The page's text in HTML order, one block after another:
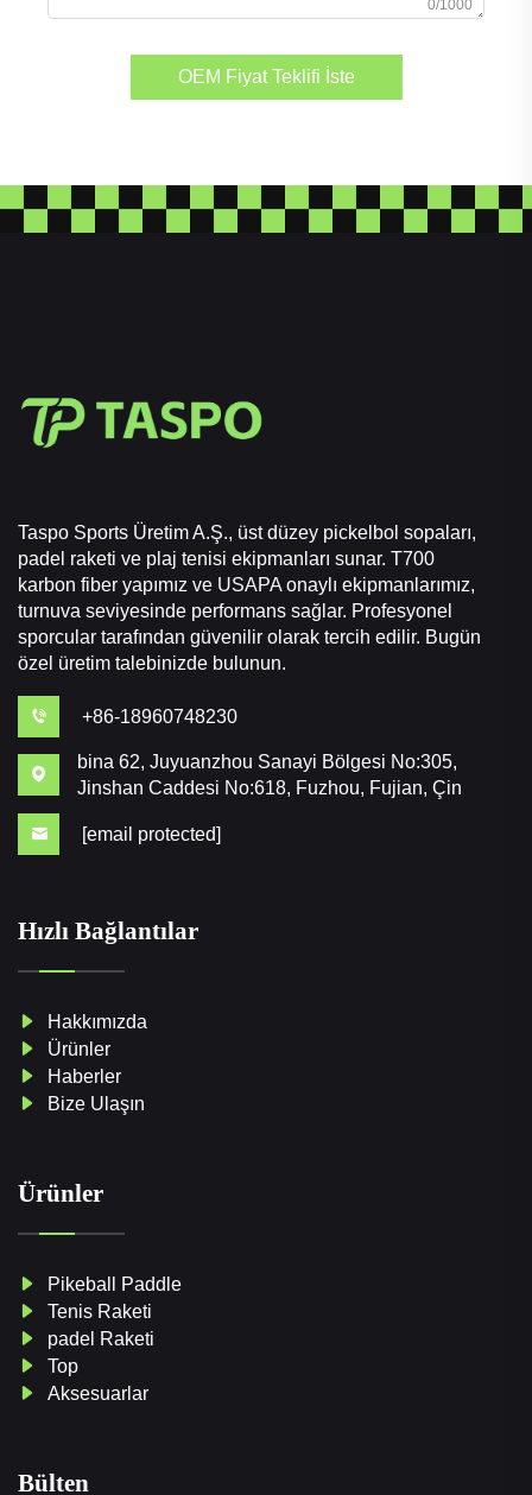
0/1000
OEM Fiyat Teklifi İste
Taspo Sports Üretim A.Ş., üst düzey pickelbol sopaları,
padel raketi ve plaj tenisi ekipmanları sunar. T700
karbon fiber yapımız ve USAPA onaylı ekipmanlarımız,
turnuva seviyesinde performans sağlar. Profesyonel
sporcular tarafından güvenilir olarak tercih edilir. Bugün
özel üretim talebinizde bulunun.
+86-18960748230
bina 62, Juyuanzhou Sanayi Bölgesi No:305,
Jinshan Caddesi No:618, Fuzhou, Fujian, Çin
[email protected]
Hızlı Bağlantılar
Hakkımızda
Ürünler
Haberler
Bize Ulaşın
Ürünler
Pikeball Paddle
Tenis Raketi
padel Raketi
Top
Aksesuarlar
Bülten